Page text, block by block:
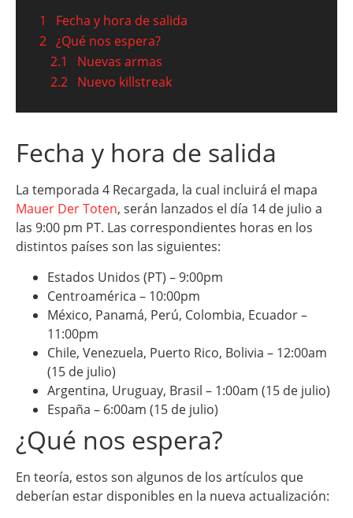
1
Fecha y hora de salida
2 ¿Qué nos espera?
2.1
Nuevas armas
2.2 Nuevo killstreak
Fecha y hora de salida
La temporada 4 Recargada, la cual incluirá el mapa
Mauer Der Toten, serán lanzados el día 14 de julio a
las 9:00 pm PT. Las correspondientes horas en los
distintos países son las siguientes:
Estados Unidos (PT) – 9:00pm
Centroamérica – 10:00pm
México, Panamá, Perú, Colombia, Ecuador –
11:00pm
Chile, Venezuela, Puerto Rico, Bolivia – 12:00am
(15 de julio)
Argentina, Uruguay, Brasil – 1:00am (15 de julio)
España – 6:00am (15 de julio)
¿Qué nos espera?
En teoría, estos son algunos de los artículos que
deberían estar disponibles en la nueva actualización: